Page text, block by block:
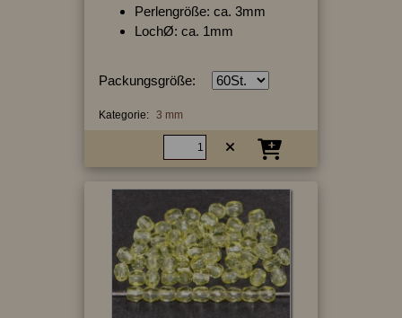
Perlengröße: ca. 3mm
LochØ: ca. 1mm
Packungsgröße:
Kategorie: 3 mm